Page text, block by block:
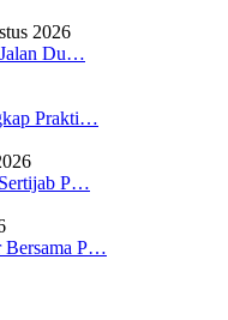
2026
Du…
Prakti…
P…
Bersama P…